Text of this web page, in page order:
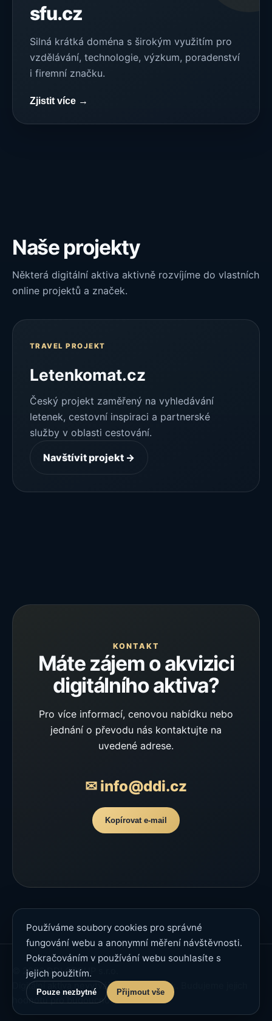
sfu.cz
Silná krátká doména s širokým využitím pro
vzdělávání, technologie, výzkum, poradenství
i firemní značku.
Zjistit více →
Naše projekty
Některá digitální aktiva aktivně rozvíjíme do vlastních
online projektů a značek.
TRAVEL PROJEKT
Letenkomat.cz
Český projekt zaměřený na vyhledávání
letenek, cestovní inspiraci a partnerské
služby v oblasti cestování.
Navštívit projekt →
KONTAKT
Máte zájem o akvizici
digitálního aktiva?
Pro více informací, cenovou nabídku nebo
jednání o převodu nás kontaktujte na
uvedené adrese.
✉ info@ddi.cz
Kopírovat e-mail
© 2026 DDI GROUP s.r.o.
Digitální aktiva nevytváříme pro dnešek. Budujeme jejich
hodnotu pro budoucnost.
Používáme soubory cookies pro správné
fungování webu a anonymní měření návštěvnosti.
Pokračováním v používání webu souhlasíte s
jejich použitím.
Pouze nezbytné Přijmout vše